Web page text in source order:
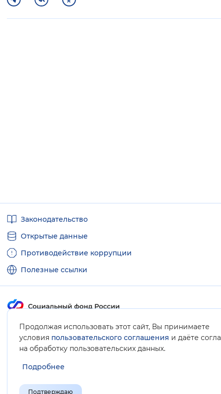
Продолжая использовать этот сайт, Вы принимаете
условия пользовательского соглашения и даёте
на обработку пользовательских данных.
Подробнее
Подтверждаю
ссылкиЗаконодательство
Открытые данные
Противодействие коррупции
Полезные ссылки
Карта сайта